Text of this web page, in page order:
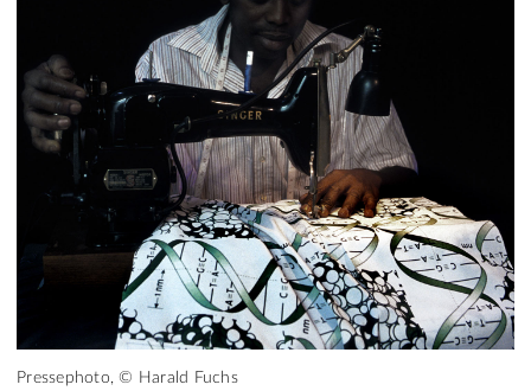
Pressephoto, © Harald Fuchs